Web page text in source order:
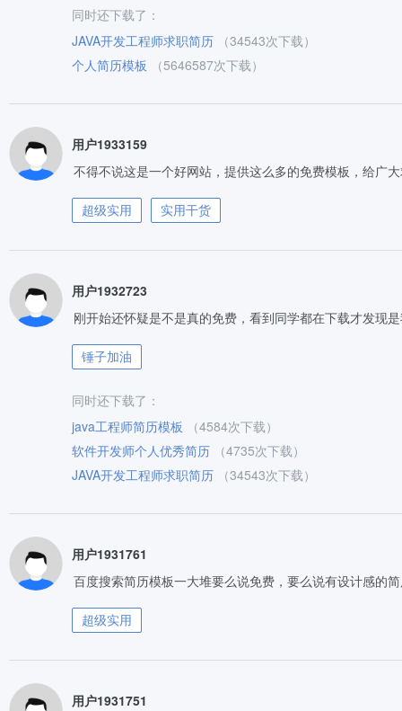
同时还下载了：
JAVA开发工程师求职简历
（34543次下载）
个人简历模板
（5646587次下载）
用户1933159
不得不说这是一个好网站，提供这么多的免费模板，给广
超级实用 实用干货
用户1932723
刚开始还怀疑是不是真的免费，看到同学都在下载才发现
锤子加油
同时还下载了：
java工程师简历模板
（4584次下载）
软件开发师个人优秀简历
（4735次下载）
JAVA开发工程师求职简历
（34543次下载）
用户1931761
百度搜索简历模板一大堆要么说免费，要么说有设计感的
超级实用
用户1931751